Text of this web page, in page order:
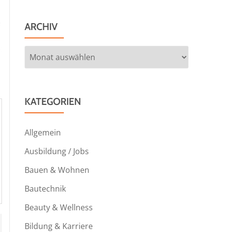
ARCHIV
Archiv
KATEGORIEN
Allgemein
Ausbildung / Jobs
Bauen & Wohnen
Bautechnik
Beauty & Wellness
Bildung & Karriere